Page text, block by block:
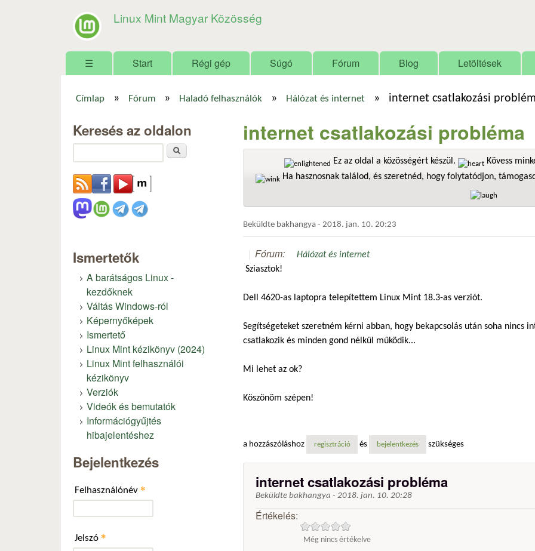
Linux Mint Magyar Közösség
Főmenü
☰ Start Régi gép Súgó Fórum Blog Letöltések
Címlap » Fórum » Haladó felhasználók » Hálózat és internet » internet csatlakozási
internet csatlakozási probléma
Ez az oldal a közösségért készül.
Kövess
Ha hasznosnak találod, és szeretnéd, hogy folytatódjon,
Beküldte bakhangya - 2018. jan. 10. 20:23
Fórum:
Hálózat és internet
Sziasztok!
Dell 4620-as laptopra telepítettem Linux Mint 18.3-as verziót.
Segítségeteket szeretném kérni abban, hogy bekapcsolás után soha
csatlakozik és minden gond nélkül működik...
Mi lehet az ok?
Köszönöm szépen!
a hozzászóláshoz regisztráció és bejelentkezés szükséges
internet csatlakozási probléma
Beküldte bakhangya - 2018. jan. 10. 20:28
Értékelés:
Még nincs értékelve
Keresés az oldalon
Ismertetők
A barátságos Linux -
kezdőknek
Váltás Windows-ról
Képernyőképek
Ismertető
Linux Mint kézikönyv (2024)
Linux Mint felhasználói
kézikönyv
Verziók
Videók és bemutatók
Információgyűjtés
hibajelentéshez
Bejelentkezés
Felhasználónév *
Jelszó *